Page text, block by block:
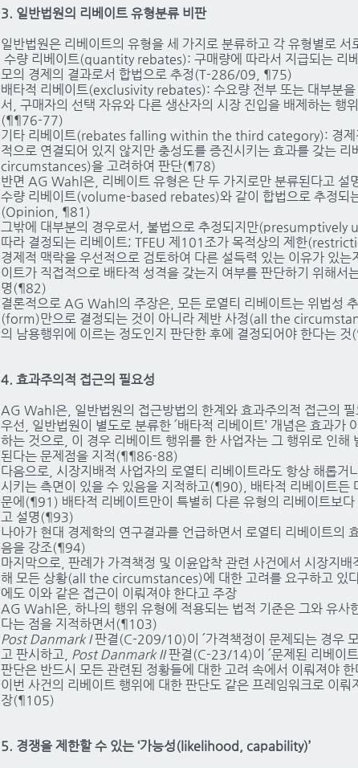
3. 일반법원의 리베이트 유형분류 비판
일반법원은 리베이트의 유형을 세 가지로 분류하고 각 유형별로
수량 리베이트(quantity rebates): 구매량에 따라서 지급되는 리
모의 경제의 결과로서 합법으로 추정(T-286/09, ¶75)
배타적 리베이트(exclusivity rebates): 수요량 전부 또는 대부분
서, 구매자의 선택 자유와 다른 생산자의 시장 진입을 배제하는 행
(¶¶76-77)
기타 리베이트(rebates falling within the third category): 경제
적으로 연결되어 있지 않지만 충성도를 증진시키는 효과를 갖는
circumstances)을 고려하여 판단(¶78)
반면 AG Wahl은, 리베이트 유형은 단 두 가지로만 분류된다고 설
수량 리베이트(volume-based rebates)와 같이 합법으로 추정
(Opinion, ¶81)
그밖에 대부분의 경우로서, 불법으로 추정되지만(presumptively
따라 결정되는 리베이트; TFEU 제101조가 목적상의 제한
경제적 맥락을 우선적으로 검토하여 다른 설득력 있는 이유가 있
이트가 직접적으로 배타적 성격을 갖는지 여부를 판단하기 위해서
명(¶82)
결론적으로 AG Wahl의 주장은, 모든 로열티 리베이트는 위법성
(form)만으로 결정되는 것이 아니라 제반 사정(all the
의 남용행위에 이르는 정도인지 판단한 후에 결정되어야 한다는
4. 효과주의적 접근의 필요성
AG Wahl은, 일반법원의 접근방법의 한계와 효과주의적 접근의
우선, 일반법원이 별도로 분류한 ՛배타적 리베이트’ 개념은 효과
하는 것으로, 이 경우 리베이트 행위를 한 사업자는 그 행위로 인해
된다는 문제점을 지적(¶¶86-88)
다음으로, 시장지배적 사업자의 로열티 리베이트라도 항상 해롭거
시키는 측면이 있을 수 있음을 지적하고(¶90), 배타적 리베이트든
문에(¶91) 배타적 리베이트만이 특별히 다른 유형의 리베이트보
고 설명(¶93)
나아가 현대 경제학의 연구결과를 언급하면서 로열티 리베이트의
음을 강조(¶94)
마지막으로, 판례가 가격책정 및 이윤압착 관련 사건에서 시장지
해 모든 상황(all the circumstances)에 대한 고려를 요구하고 있
에도 이와 같은 접근이 이뤄져야 한다고 주장
AG Wahl은, 하나의 행위 유형에 적용되는 법적 기준은 그와 유사
다는 점을 지적하면서(¶103)
Post Danmark I판결(C-209/10)이 ՛가격책정이 문제되는 경우
고 판시하고, Post Danmark II판결(C-23/14)이 ՛문제된 리베이
판단은 반드시 모든 관련된 정황들에 대한 고려 속에서 이뤄져야 한
이번 사건의 리베이트 행위에 대한 판단도 같은 프레임워크로
장(¶105)
5. 경쟁을 제한할 수 있는 ‘가능성(likelihood, capability)’